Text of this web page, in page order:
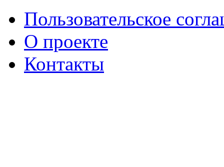
Пользовательское
О проекте
Контакты